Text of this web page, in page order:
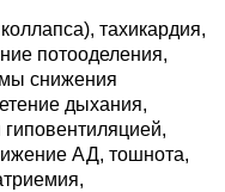
тахикардия,
потооделения,
снижения
дыхания,
АД, тошнота,